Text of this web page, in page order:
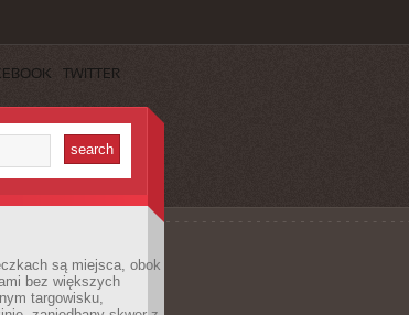
TWITTER
są miejsca, obok
bez większych
targowisku,